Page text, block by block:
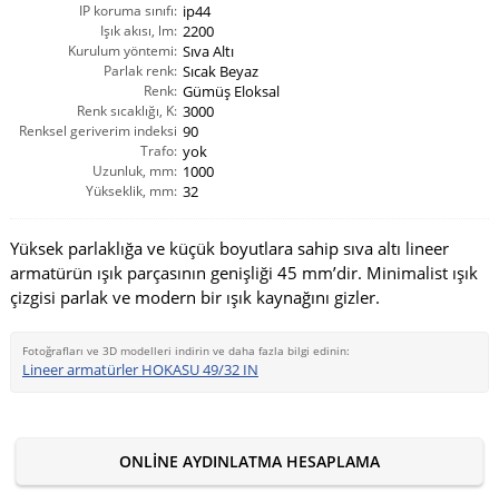
IP koruma sınıfı: ip44
Işık akısı, lm: 2200
Kurulum yöntemi: Sıva Altı
Parlak renk: Sıcak Beyaz
Renk: Gümüş Eloksal
Renk sıcaklığı, K: 3000
Renksel geriverim indeksi
CRI(Ra):
90
Trafo: yok
Uzunluk, mm: 1000
Yükseklik, mm: 32
Yüksek parlaklığa ve küçük boyutlara sahip sıva altı lineer
armatürün ışık parçasının genişliği 45 mm’dir. Minimalist ışık
çizgisi parlak ve modern bir ışık kaynağını gizler.
Fotoğrafları ve 3D modelleri indirin ve daha fazla bilgi edinin:
Lineer armatürler HOKASU 49/32 IN
ONLINE AYDINLATMA HESAPLAMA